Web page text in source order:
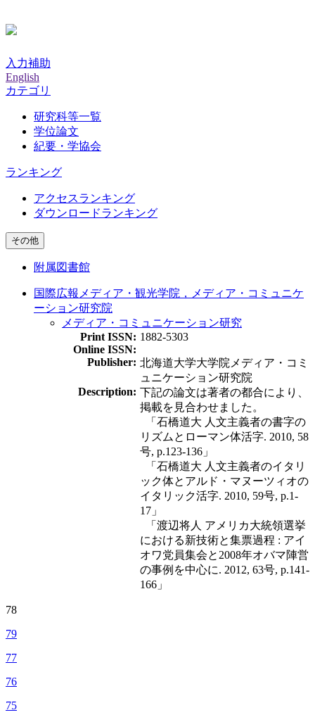
入力補助
English
カテゴリ
研究科等一覧
学位論文
紀要・学協会
ランキング
アクセスランキング
ダウンロードランキング
その他
附属図書館
国際広報メディア・観光学院，メディア・コミュニケ
ーション研究院
メディア・コミュニケーション研究
Print ISSN: 1882-5303
Online ISSN:
Publisher: 北海道大学大学院メディア・コミ
ュニケーション研究院
Description: 下記の論文は著者の都合により、
掲載を見合わせました。
「石橋道大 人文主義者の書字の
リズムとローマン体活字. 2010, 58
号, p.123-136」
「石橋道大 人文主義者のイタリ
ック体とアルド・マヌーツィオの
イタリック活字. 2010, 59号, p.1-
17」
「渡辺将人 アメリカ大統領選挙
における新技術と集票過程 : アイ
オワ党員集会と2008年オバマ陣営
の事例を中心に. 2012, 63号, p.141-
166」
78
79
77
76
75